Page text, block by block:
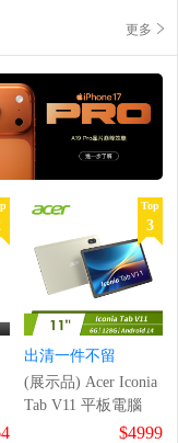
更多
Top
3
出清一件不留
(展示品) Acer Iconia
Tab V11 平板電腦
$4999